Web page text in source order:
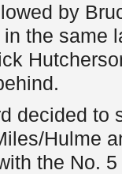
by
the same
decided to
Hulme
the No.